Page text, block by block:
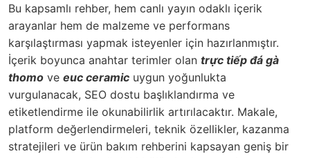
Bu kapsamlı rehber, hem canlı yayın odaklı içerik
arayanlar hem de malzeme ve performans
karşılaştırması yapmak isteyenler için hazırlanmıştır.
İçerik boyunca anahtar terimler olan trực tiếp đá gà
thomo ve euc ceramic uygun yoğunlukta
vurgulanacak, SEO dostu başlıklandırma ve
etiketlendirme ile okunabilirlik artırılacaktır. Makale,
platform değerlendirmeleri, teknik özellikler, kazanma
stratejileri ve ürün bakım rehberini kapsayan geniş bir